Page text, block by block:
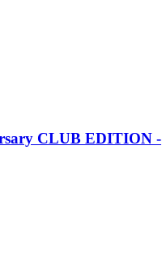
CLUB EDITION -